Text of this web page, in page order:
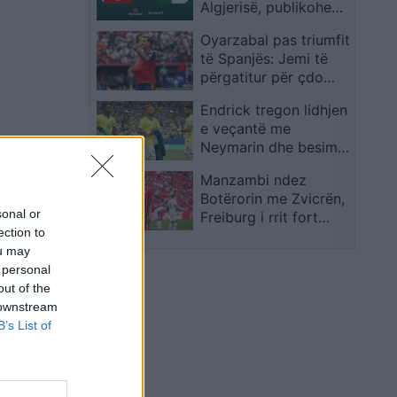
or
to
may
of the
List of
Algjerisë, publikohen
Oyarzabal pas triumfit
të Spanjës: Jemi të
përgatitur për çdo
Endrick tregon lidhjen
e veçantë me
Neymarin dhe besimin
Manzambi ndez
Botërorin me Zvicrën,
Freiburg i rrit fort